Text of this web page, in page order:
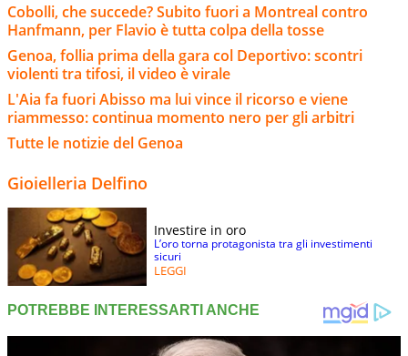
Cobolli, che succede? Subito fuori a Montreal contro
Hanfmann, per Flavio è tutta colpa della tosse
Genoa, follia prima della gara col Deportivo: scontri
violenti tra tifosi, il video è virale
L'Aia fa fuori Abisso ma lui vince il ricorso e viene
riammesso: continua momento nero per gli arbitri
Tutte le notizie del Genoa
Gioielleria Delfino
Investire in oro
L’oro torna protagonista tra gli investimenti
sicuri
LEGGI